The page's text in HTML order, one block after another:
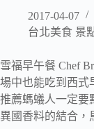
2017-04-07
台北美食 景
雪福早午餐 Chef
場中也能吃到西式
推薦螞蟻人一定要
異國香料的結合